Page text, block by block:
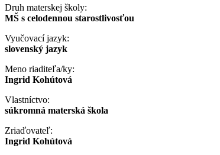
Druh materskej školy:
MŠ s celodennou starostlivosťou
Vyučovací jazyk:
slovenský jazyk
Meno riaditeľa/ky:
Ingrid Kohútová
Vlastníctvo:
súkromná materská škola
Zriaďovateľ:
Ingrid Kohútová